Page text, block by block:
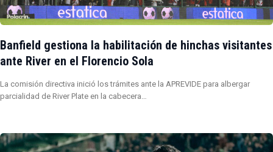
Banfield gestiona la habilitación de hinchas visitantes
ante River en el Florencio Sola
La comisión directiva inició los trámites ante la APREVIDE para albergar
parcialidad de River Plate en la cabecera…